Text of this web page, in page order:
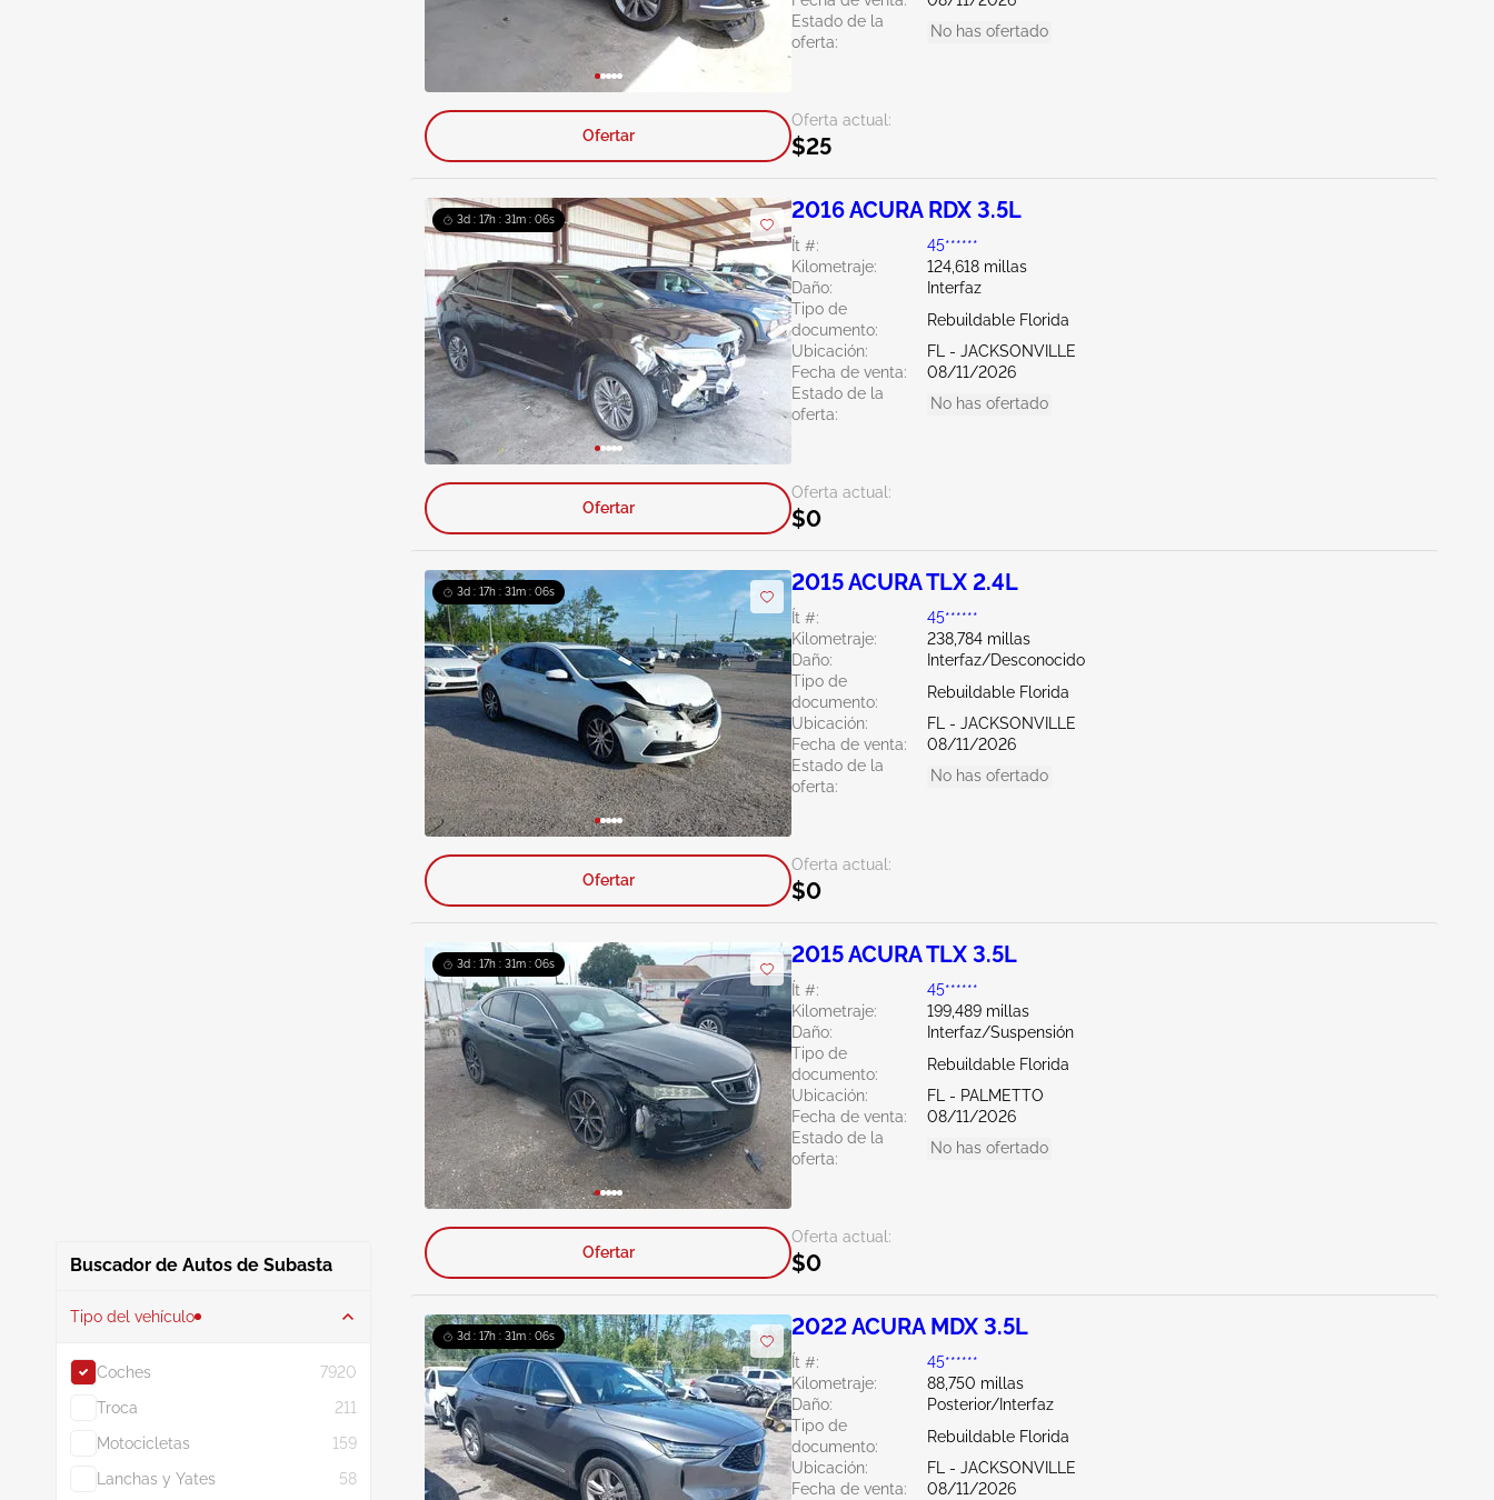
Buscador de Autos de Subasta
Tipo del vehículo
Coches
7920
Troca
211
Motocicletas
159
Lanchas y Yates
58
Estado de la
oferta:
No has ofertado
Oferta actual:
$25
Ofertar
3d : 17h : 31m : 04s 2016 ACURA RDX 3.5L
Ít #:
45******
Kilometraje:
124,618 millas
Daño:
Interfaz
Tipo de
documento:
Rebuildable Florida
Ubicación:
FL - JACKSONVILLE
Fecha de venta:
08/11/2026
Estado de la
oferta:
No has ofertado
Oferta actual:
$0
Ofertar
3d : 17h : 31m : 04s 2015 ACURA TLX 2.4L
Ít #:
45******
Kilometraje:
238,784 millas
Daño:
Interfaz/Desconocido
Tipo de
documento:
Rebuildable Florida
Ubicación:
FL - JACKSONVILLE
Fecha de venta:
08/11/2026
Estado de la
oferta:
No has ofertado
Oferta actual:
$0
Ofertar
3d : 17h : 31m : 04s 2015 ACURA TLX 3.5L
Ít #:
45******
Kilometraje:
199,489 millas
Daño:
Interfaz/Suspensión
Tipo de
documento:
Rebuildable Florida
Ubicación:
FL - PALMETTO
Fecha de venta:
08/11/2026
Estado de la
oferta:
No has ofertado
Oferta actual:
$0
Ofertar
3d : 17h : 31m : 04s 2022 ACURA MDX 3.5L
Ít #:
45******
Kilometraje:
88,750 millas
Daño:
Posterior/Interfaz
Tipo de
documento:
Rebuildable Florida
Ubicación:
FL - JACKSONVILLE
Fecha de venta:
08/11/2026